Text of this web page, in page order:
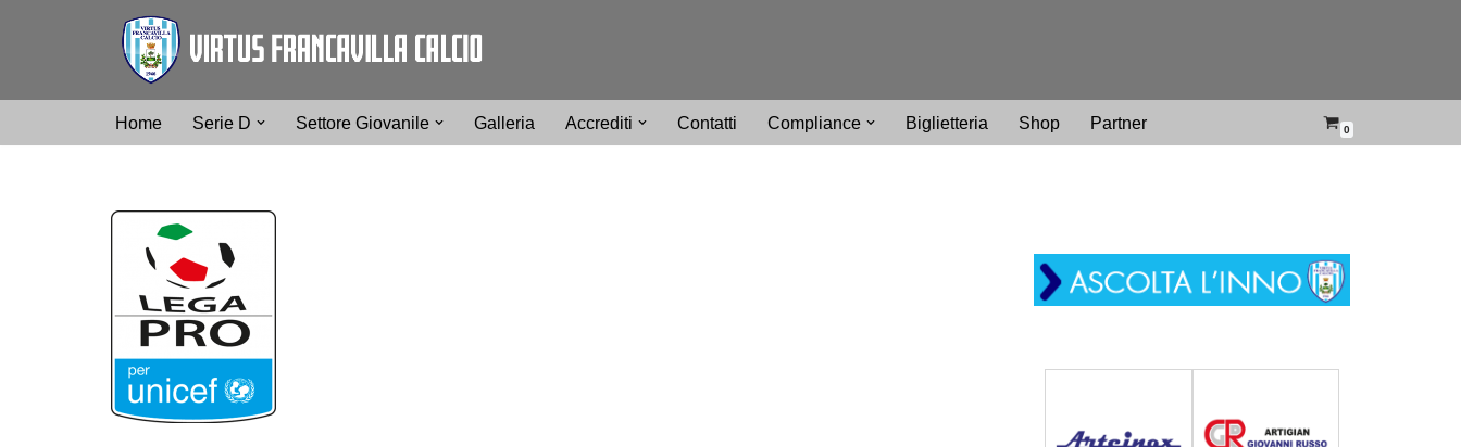
Home Serie D Settore Giovanile Galleria Accrediti Contatti Compliance Biglietteria Shop Partner 0